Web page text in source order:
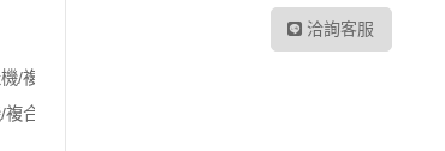
/複合機
合機
洽詢客服